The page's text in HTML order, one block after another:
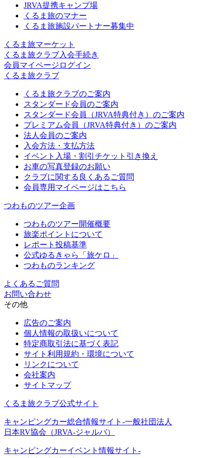
JRVA提携キャンプ場
くるま旅のマナー
くるま旅施設パートナー募集中
くるま旅マーケット
くるま旅クラブ入会手続き
会員マイページログイン
くるま旅クラブ
くるま旅クラブのご案内
スタンダード会員のご案内
スタンダード会員（JRVA特典付き）のご案内
プレミアム会員（JRVA特典付き）のご案内
法人会員のご案内
入会方法・支払方法
イベント入場・割引チケット引き換え
お車の写真登録のお願い
クラブに関する良くあるご質問
会員専用マイページはこちら
つわものツアー企画
つわものツアー開催概要
旅楽ポイントについて
レポート投稿基準
公式ゆるきゃら「旅ケロ」
つわものランキング
よくあるご質問
お問い合わせ
その他
広告のご案内
個人情報の取扱いについて
特定商取引法に基づく表記
サイト利用規約・環境について
リンクについて
会社案内
サイトマップ
くるま旅クラブ公式サイト
キャンピングカー総合情報サイト-一般社団法人
日本RV協会（JRVA-ジャルバ）
キャンピングカーイベント情報サイト-